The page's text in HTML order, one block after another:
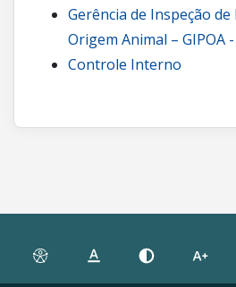
Gerência de Inspeção
Origem Animal – GIPOA
Controle Interno